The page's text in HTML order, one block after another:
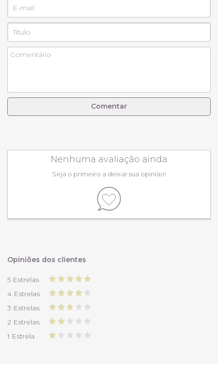
Comentar
Nenhuma avaliação ainda
Seja o primeiro a deixar sua opinião!
Opiniões dos clientes
5 Estrelas
4 Estrelas
3 Estrelas
2 Estrelas
1 Estrela